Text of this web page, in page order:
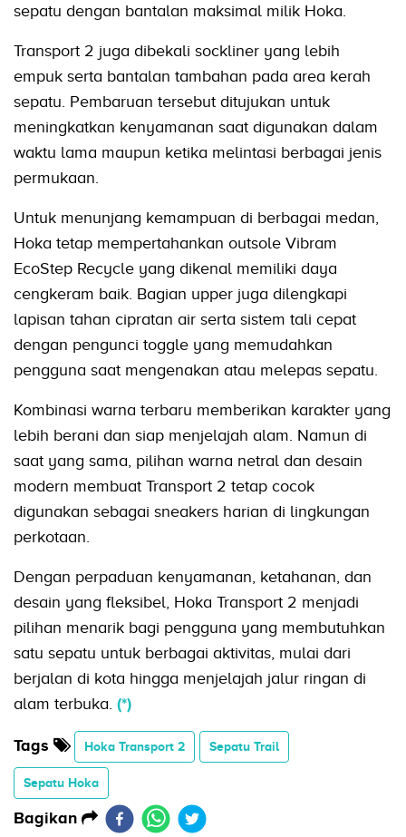
sepatu dengan bantalan maksimal milik Hoka.
Transport 2 juga dibekali sockliner yang lebih
empuk serta bantalan tambahan pada area kerah
sepatu. Pembaruan tersebut ditujukan untuk
meningkatkan kenyamanan saat digunakan dalam
waktu lama maupun ketika melintasi berbagai jenis
permukaan.
Untuk menunjang kemampuan di berbagai medan,
Hoka tetap mempertahankan outsole Vibram
EcoStep Recycle yang dikenal memiliki daya
cengkeram baik. Bagian upper juga dilengkapi
lapisan tahan cipratan air serta sistem tali cepat
dengan pengunci toggle yang memudahkan
pengguna saat mengenakan atau melepas sepatu.
Kombinasi warna terbaru memberikan karakter yang
lebih berani dan siap menjelajah alam. Namun di
saat yang sama, pilihan warna netral dan desain
modern membuat Transport 2 tetap cocok
digunakan sebagai sneakers harian di lingkungan
perkotaan.
Dengan perpaduan kenyamanan, ketahanan, dan
desain yang fleksibel, Hoka Transport 2 menjadi
pilihan menarik bagi pengguna yang membutuhkan
satu sepatu untuk berbagai aktivitas, mulai dari
berjalan di kota hingga menjelajah jalur ringan di
alam terbuka. (*)
Tags Hoka Transport 2 Sepatu Trail
Sepatu Hoka
Bagikan